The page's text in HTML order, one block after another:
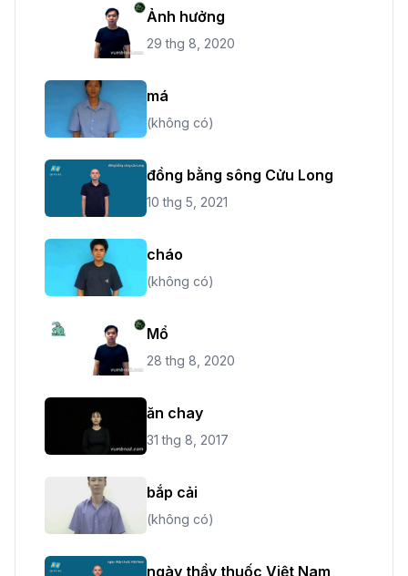
Ảnh hưởng
29 thg 8, 2020
má
(không có)
đồng bằng sông Cửu Long
10 thg 5, 2021
cháo
(không có)
Mổ
28 thg 8, 2020
ăn chay
31 thg 8, 2017
bắp cải
(không có)
ngày thầy thuốc Việt Nam